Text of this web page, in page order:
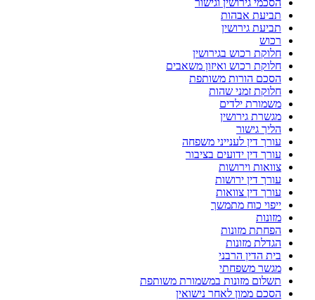
הסכמי גירושין וגישור
תביעת אבהות
תביעת גירושין
רכוש
חלוקת רכוש בגירושין
חלוקת רכוש ואיזון משאבים
הסכם הורות משותפת
חלוקת זמני שהות
משמורת ילדים
מגשרת גירושין
הליך גישור
עורך דין לענייני משפחה
עורך דין ידועים בציבור
צוואות וירושות
עורך דין ירושות
עורך דין צוואות
ייפוי כוח מתמשך
מזונות
הפחתת מזונות
הגדלת מזונות
בית הדין הרבני
מגשר משפחתי
תשלום מזונות במשמורת משותפת
הסכם ממון לאחר נישואין